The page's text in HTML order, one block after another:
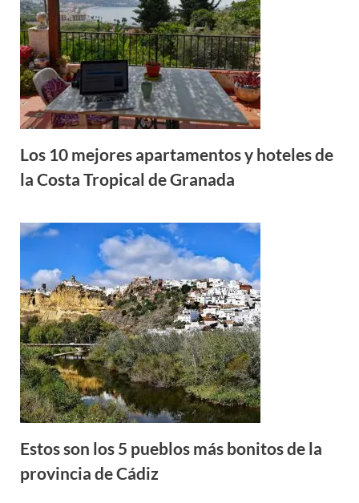
Los 10 mejores apartamentos y hoteles de
la Costa Tropical de Granada
Estos son los 5 pueblos más bonitos de la
provincia de Cádiz